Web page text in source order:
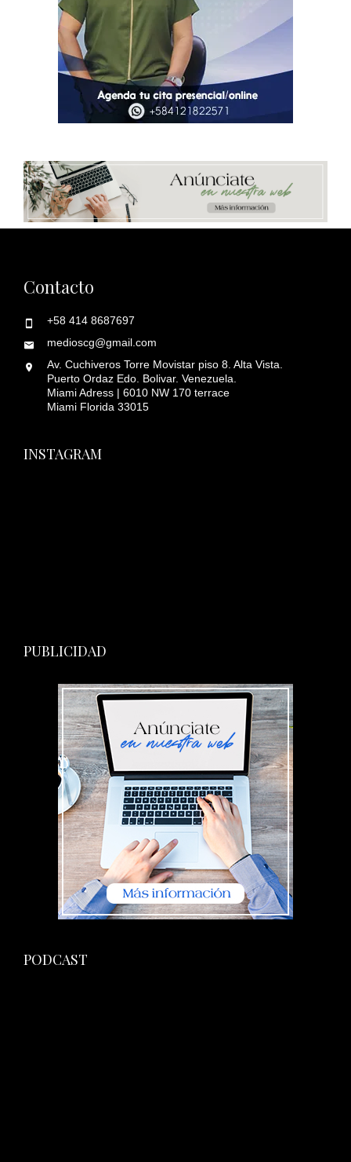
Contacto
+58 414 8687697
medioscg@gmail.com
Av. Cuchiveros Torre Movistar piso 8. Alta Vista.
Puerto Ordaz Edo. Bolivar. Venezuela.
Miami Adress | 6010 NW 170 terrace
Miami Florida 33015
INSTAGRAM
PUBLICIDAD
PODCAST